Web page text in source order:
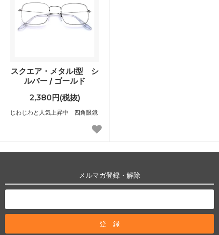
スクエア・メタルⅠ型 シ
ルバー / ゴールド
2,380円(税抜)
じわじわと人気上昇中 四角眼鏡
メルマガ登録・解除